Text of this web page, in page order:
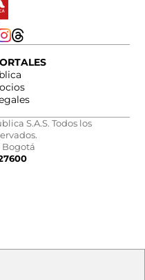
S.A.S. Todos los
Bogotá